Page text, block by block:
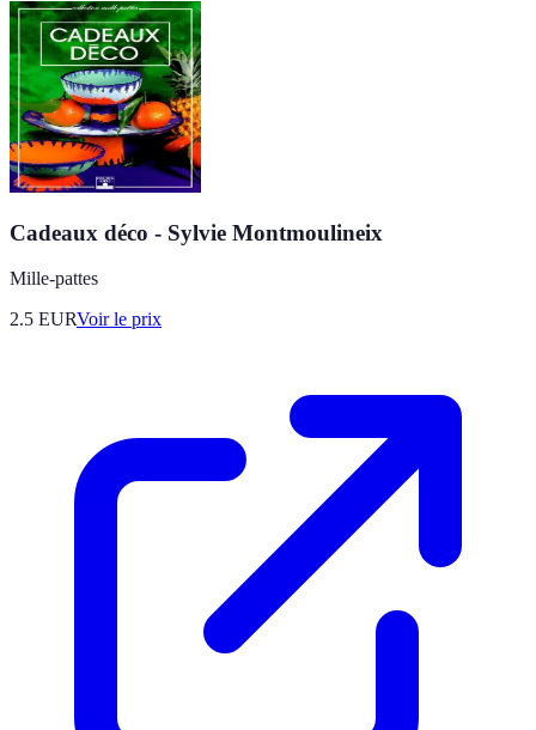
Cadeaux déco - Sylvie Montmoulineix
Mille-pattes
2.5 EURVoir le prix